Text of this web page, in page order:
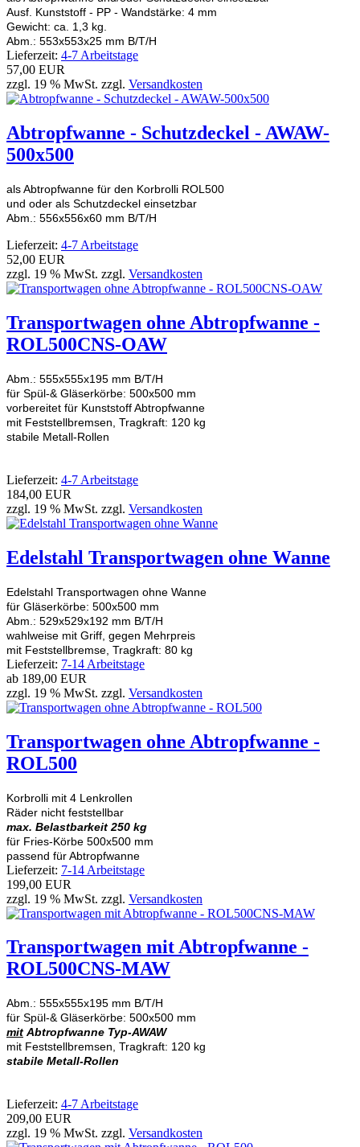
Ausf. Kunststoff - PP - Wandstärke: 4 mm
Gewicht: ca. 1,3 kg.
Abm.: 553x553x25 mm B/T/H
Lieferzeit: 4-7 Arbeitstage
57,00 EUR
zzgl. 19 % MwSt. zzgl. Versandkosten
Abtropfwanne - Schutzdeckel - AWAW-
500x500
als Abtropfwanne für den Korbrolli ROL500
und oder als Schutzdeckel einsetzbar
Abm.: 556x556x60 mm B/T/H
Lieferzeit: 4-7 Arbeitstage
52,00 EUR
zzgl. 19 % MwSt. zzgl. Versandkosten
Transportwagen ohne Abtropfwanne -
ROL500CNS-OAW
Abm.: 555x555x195 mm B/T/H
für Spül-& Gläserkörbe: 500x500 mm
vorbereitet für Kunststoff Abtropfwanne
mit Feststellbremsen, Tragkraft: 120 kg
stabile Metall-Rollen
Lieferzeit: 4-7 Arbeitstage
184,00 EUR
zzgl. 19 % MwSt. zzgl. Versandkosten
Edelstahl Transportwagen ohne Wanne
Edelstahl Transportwagen ohne Wanne
für Gläserkörbe: 500x500 mm
Abm.: 529x529x192 mm B/T/H
wahlweise mit Griff, gegen Mehrpreis
mit Feststellbremse, Tragkraft: 80 kg
Lieferzeit: 7-14 Arbeitstage
ab 189,00 EUR
zzgl. 19 % MwSt. zzgl. Versandkosten
Transportwagen ohne Abtropfwanne -
ROL500
Korbrolli mit 4 Lenkrollen
Räder nicht feststellbar
max. Belastbarkeit 250 kg
für Fries-Körbe 500x500 mm
passend für Abtropfwanne
Lieferzeit: 7-14 Arbeitstage
199,00 EUR
zzgl. 19 % MwSt. zzgl. Versandkosten
Transportwagen mit Abtropfwanne -
ROL500CNS-MAW
Abm.: 555x555x195 mm B/T/H
für Spül-& Gläserkörbe: 500x500 mm
mit Abtropfwanne Typ-AWAW
mit Feststellbremsen, Tragkraft: 120 kg
stabile Metall-Rollen
Lieferzeit: 4-7 Arbeitstage
209,00 EUR
zzgl. 19 % MwSt. zzgl. Versandkosten